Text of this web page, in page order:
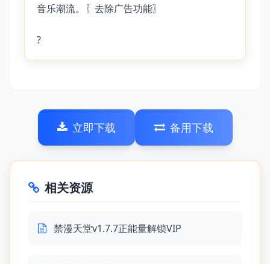
音乐潮流。〖去除广告功能〗
?
立即下载 备用下载
相关资源
禁漫天堂v1.7.7正能量解锁VIP